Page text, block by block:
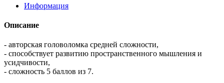
Информация
Описание
- авторская головоломка средней сложности,
- способствует развитию пространственного мышления и
усидчивости,
- сложность 5 баллов из 7.